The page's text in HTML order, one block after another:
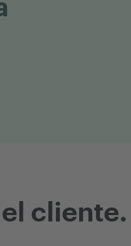
cliente.